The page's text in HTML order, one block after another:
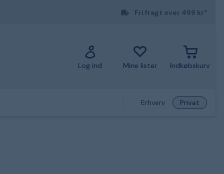
Fri fragt over 499 kr*
Log ind Mine lister Indkøbskurv
Erhverv Privat